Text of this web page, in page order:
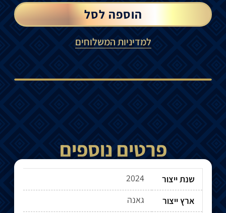
הוספה לסל
למדיניות המשלוחים
פרטים נוספים
שנת ייצור
2024
ארץ ייצור
גאנה